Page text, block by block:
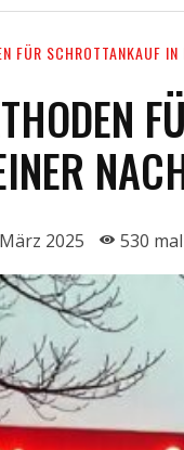
FÜR SCHROTTANKAUF
2025 530